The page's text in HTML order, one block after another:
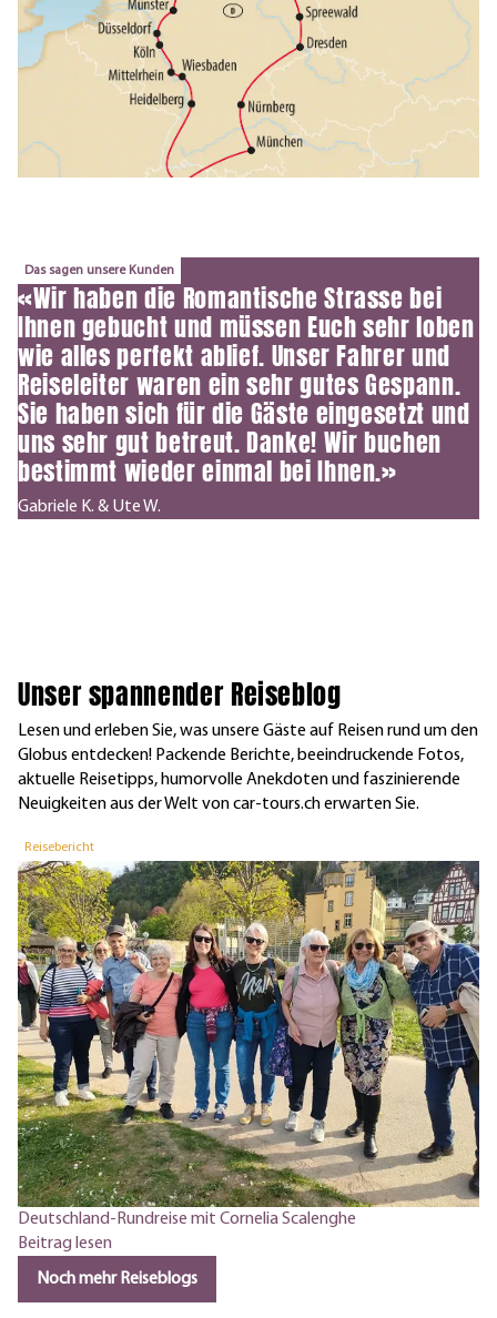
Das sagen unsere Kunden
«Wir haben die Romantische Strasse bei
Ihnen gebucht und müssen Euch sehr loben
wie alles perfekt ablief. Unser Fahrer und
Reiseleiter waren ein sehr gutes Gespann.
Sie haben sich für die Gäste eingesetzt und
uns sehr gut betreut. Danke! Wir buchen
bestimmt wieder einmal bei Ihnen.»
Gabriele K. & Ute W.
Unser spannender Reiseblog
Lesen und erleben Sie, was unsere Gäste auf Reisen rund um den
Globus entdecken! Packende Berichte, beeindruckende Fotos,
aktuelle Reisetipps, humorvolle Anekdoten und faszinierende
Neuigkeiten aus der Welt von car-tours.ch erwarten Sie.
Reisebericht
Deutschland-Rundreise mit Cornelia Scalenghe
Beitrag lesen
Noch mehr Reiseblogs